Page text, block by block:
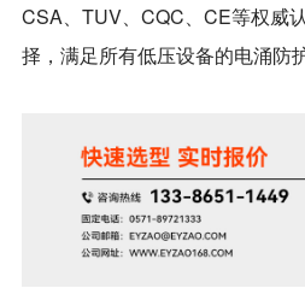
CSA、TUV、CQC、CE等权威
择，满足所有低压设备的电涌防